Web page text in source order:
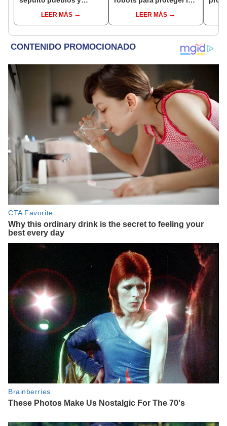
veranos más fríos de la
historia: sigue bajo
LEER MÁS
investigación lunar de
China
LEER MÁS